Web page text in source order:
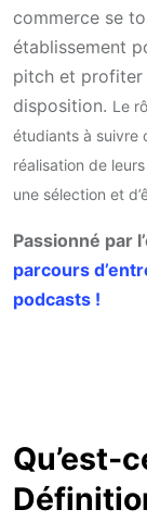
commerce se
établissement
pitch et profiter
disposition. Le
étudiants à suivre
réalisation de
une sélection et
Passionné par
parcours
podcasts !
Qu’est-